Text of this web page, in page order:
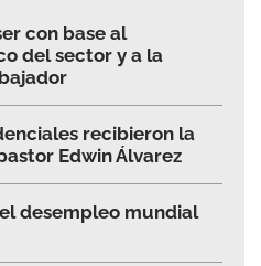
con base al
del sector y a la
recibieron la
Edwin Álvarez
desempleo mundial